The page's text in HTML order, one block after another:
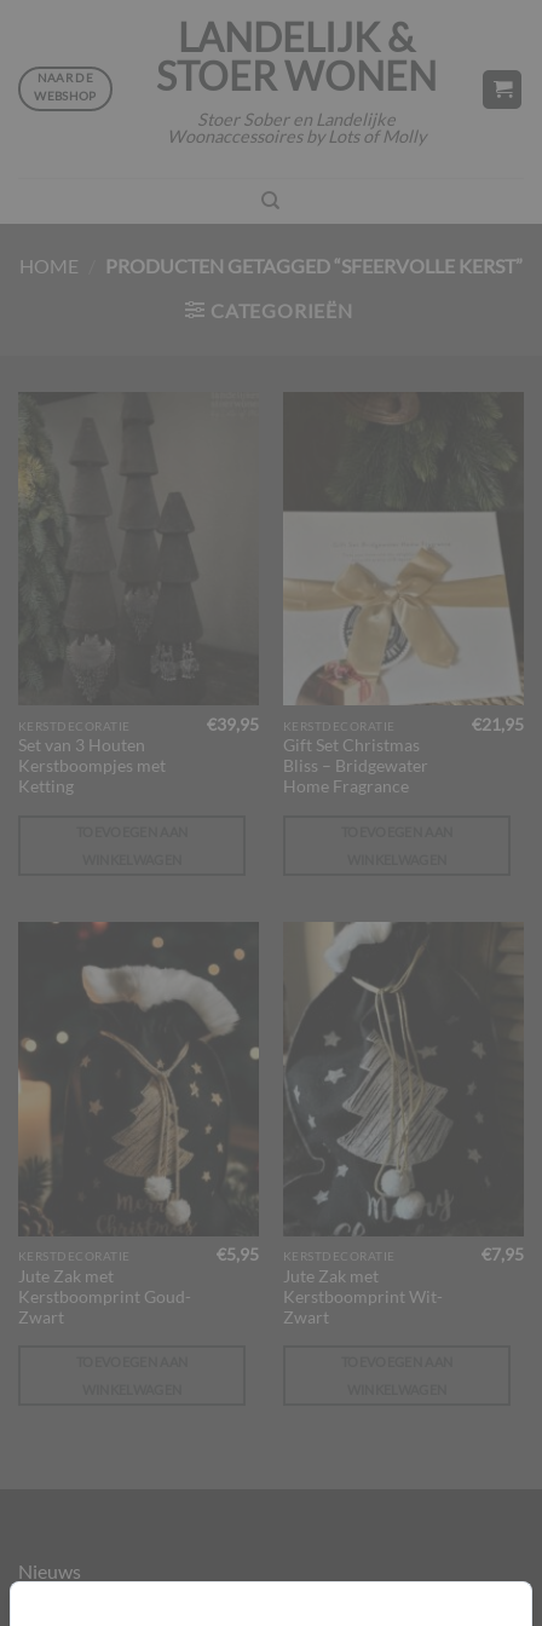
inhoud
LANDELIJK &
STOER WONEN
Stoer Sober en Landelijke
Woonaccessoires by Lots of Molly
NAAR DE
WEBSHOP
HOME
PRODUCTEN GETAGGED “SFEERVOLLE KERST”
CATEGORIEËN
KERSTDECORATIE
Set van 3 Houten
Kerstboompjes met
Ketting
€39,95 KERSTDECORATIE
Gift Set Christmas
Bliss – Bridgewater
Home Fragrance
€21,95
KERSTDECORATIE
Jute Zak met
Kerstboomprint Goud-
Zwart
€5,95 KERSTDECORATIE
Jute Zak met
Kerstboomprint Wit-
Zwart
€7,95
Nieuws